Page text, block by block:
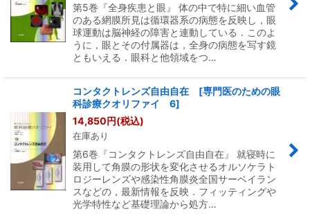
第5巻『全身疾患と眼』 体の中で特に細い血管
のある網膜所見は循環器系の病態を反映し，眼
球運動は脳神経の障害と連動している．このよ
うに，眼とその付属器は，全身の病態を写す鏡
ともいえる．眼科と他領域をつ…
コンタクトレンズ自由自在 [専門医のための眼
科診療クオリファイ 6]
14,850円(税込)
在庫あり
第6巻『コンタクトレンズ自由自在』 就寝時に
装用して角膜の形状を変化させるオルソケラト
ロジーレンズや感染性角膜炎全国サーベイラン
スなどの，最新情報を反映．フィッティングや
光学特性など基礎理論から処方…